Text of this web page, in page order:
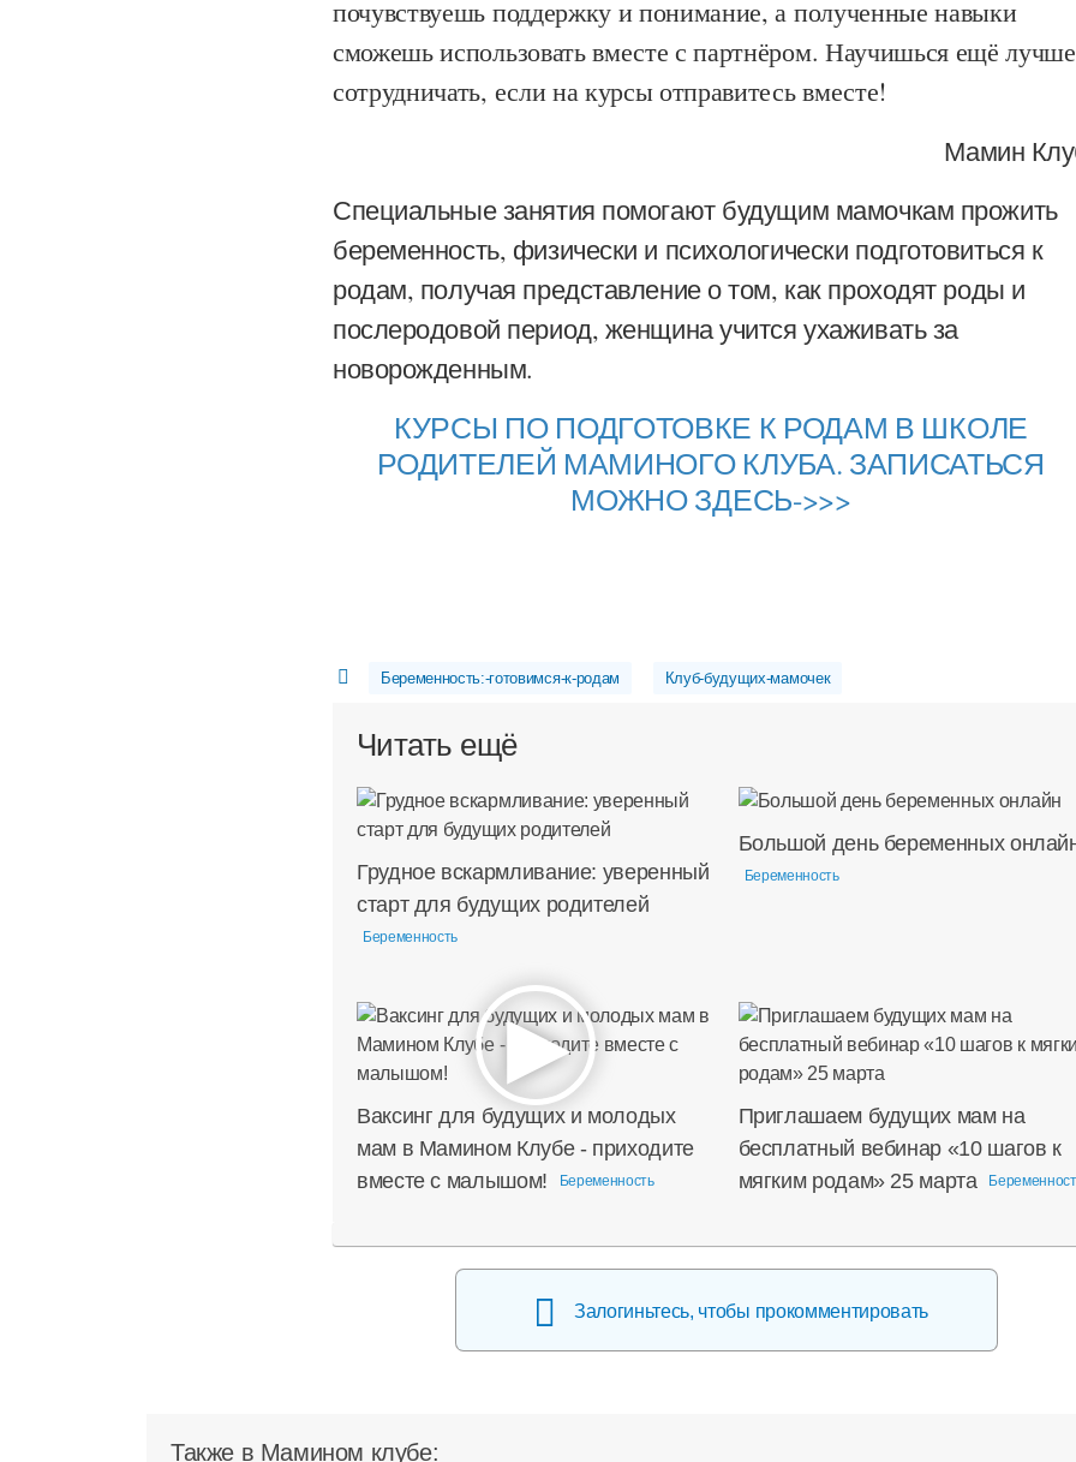
почувствуешь поддержку и понимание, а полученные навыки
сможешь использовать вместе с партнёром. Научишься ещё лучше
сотрудничать, если на курсы отправитесь вместе!
Мамин
Специальные занятия помогают будущим мамочкам прожить
беременность, физически и психологически подготовиться к
родам, получая представление о том, как проходят роды и
послеродовой период, женщина учится ухаживать за
новорожденным.
КУРСЫ ПО ПОДГОТОВКЕ К РОДАМ В ШКОЛЕ
РОДИТЕЛЕЙ МАМИНОГО КЛУБА. ЗАПИСАТЬСЯ
МОЖНО ЗДЕСЬ->>>
Беременность:-готовимся-к-родам Клуб-будущих-мамочек
Читать ещё
Грудное вскармливание: уверенный
старт для будущих родителей
Беременность
Большой день беременных
Беременность
Ваксинг для будущих и молодых
мам в Мамином Клубе - приходите
вместе с малышом!
Беременность
Приглашаем будущих мам на
бесплатный вебинар «10 шагов к
мягким родам» 25 марта
Залогиньтесь, чтобы прокомментировать
Также в Мамином клубе: